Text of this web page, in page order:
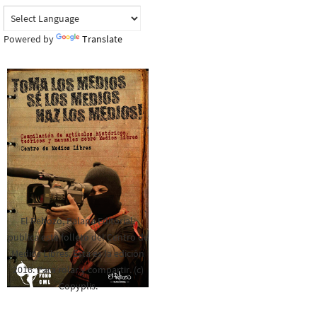
Powered by Translate
El Rebozo, Palapa Editorial,
publica este folleto del Centro de
Medios Libres. Esta es la edición
2016. Para rolar y compartir. (c)
Copyplis.